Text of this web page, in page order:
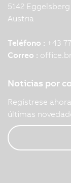
5142 Eggelsberg
Austria
Teléfono : +43
Correo :
Noticias por
Regístrese
últimas